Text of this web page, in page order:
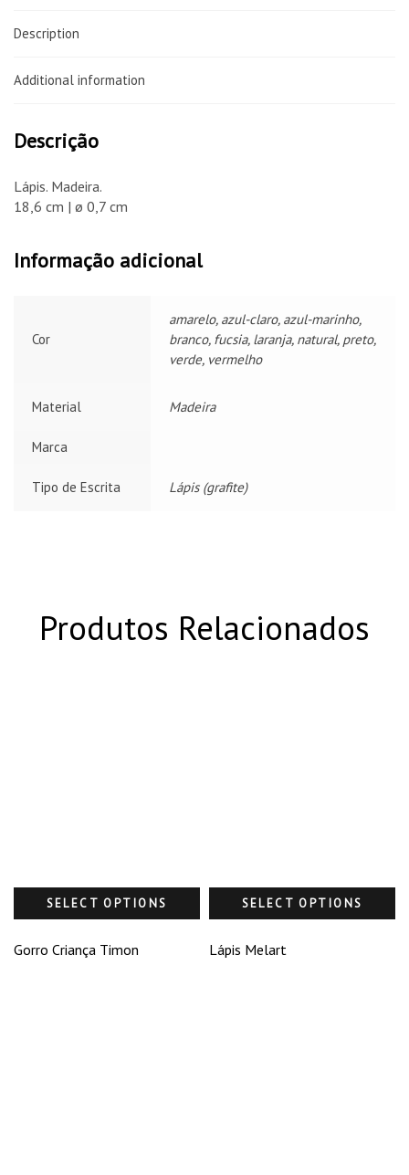
Description
Additional information
Descrição
Lápis. Madeira.
18,6 cm | ø 0,7 cm
Informação adicional
Cor
amarelo, azul-claro, azul-marinho,
branco, fucsia, laranja, natural, preto,
verde, vermelho
Material Madeira
Marca
Tipo de Escrita Lápis (grafite)
Produtos Relacionados
SELECT OPTIONS
Gorro Criança Timon
SELECT OPTIONS
Lápis Melart